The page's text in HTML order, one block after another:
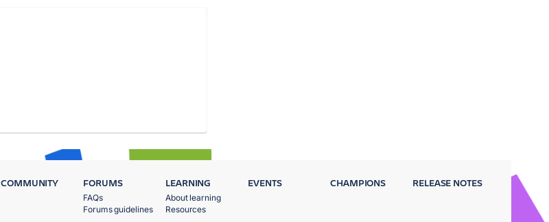
COMMUNITY FORUMS
FAQs
Forums guidelines
LEARNING
About learning
Resources
EVENTS CHAMPIONS RELEASE NOTES